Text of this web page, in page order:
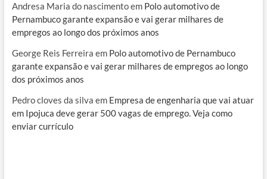
Andresa Maria do nascimentoem Polo automotivo de
Pernambuco garante expansão e vai gerar milhares de
empregos ao longo dos próximos anos
George Reis Ferreira em Polo automotivo de Pernambuco
garante expansão e vai gerar milhares de empregos ao longo
dos próximos anos
Pedro cloves da silva em Empresa de engenharia que vai atuar
em Ipojuca deve gerar 500 vagas de emprego. Veja como
enviar currículo